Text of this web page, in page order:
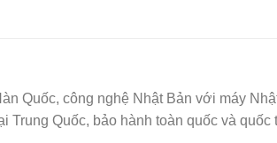
Quốc, công nghệ Nhật Bản với máy
Trung Quốc, bảo hành toàn quốc và quốc